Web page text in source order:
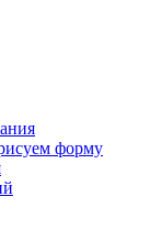
форму